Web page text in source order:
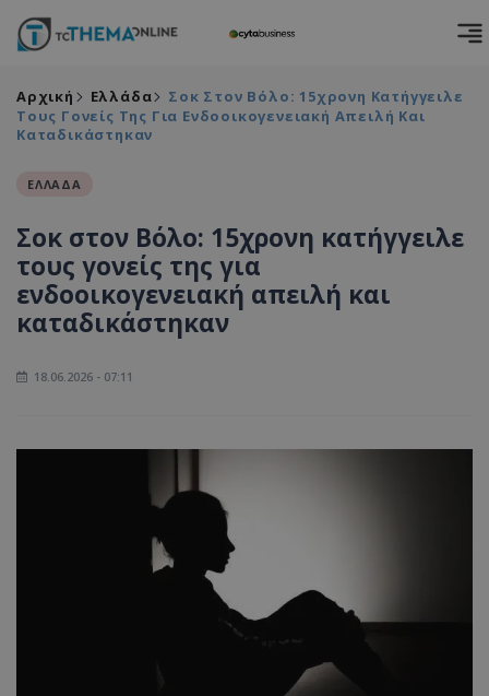
Αρχική Ελλάδα
Σοκ Στον Βόλο: 15χρονη Κατήγγειλε
Τους Γονείς Της Για Ενδοοικογενειακή Απειλή Και
Καταδικάστηκαν
ΕΛΛΑΔΑ
Σοκ στον Βόλο: 15χρονη κατήγγειλε
τους γονείς της για
ενδοοικογενειακή απειλή και
καταδικάστηκαν
18.06.2026 - 07:11